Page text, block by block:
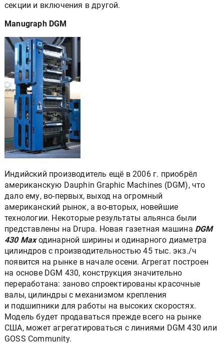
секции и включения в другой.
Manugraph DGM
Индийский производитель ещё в 2006 г. приобрёл
американскую Dauphin Graphic Machines (DGM), что
дало ему, во-первых, выход на огромный
американский рынок, а во-вторых, новейшие
технологии. Некоторые результаты альянса были
представлены на Drupa. Новая газетная машина DGM
430 Maxодинарной ширины и одинарного диаметра
цилиндров с производительностью 45 тыс. экз./ч
появится на рынке в начале осени. Агрегат построен
на основе DGM 430, конструкция значительно
переработана: заново спроектированы красочные
валы, цилиндры с механизмом крепления
и подшипники для работы на высоких скоростях.
Модель будет продаваться прежде всего на рынке
США, может агрегатироваться с линиями DGM 430 или
GOSS Community.